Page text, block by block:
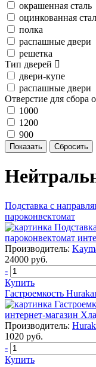
окрашенная сталь
оцинкованная
полка
распашные двери
решетка
Тип дверей
двери-купе
распашные двери
Отверстие для сбора
1000
1200
900
Подставка с
пароконвектомат
Производитель:
24000 руб.
-
Купить
Гастроемкость
Производитель:
1020 руб.
-
Купить